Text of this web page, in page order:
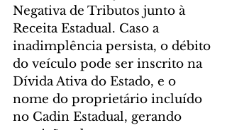
Negativa de Tributos junto à
Receita Estadual. Caso a
inadimplência persista, o débito
do veículo pode ser inscrito na
Dívida Ativa do Estado, e o
nome do proprietário incluído
no Cadin Estadual, gerando